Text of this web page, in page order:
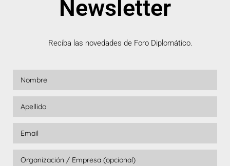
Newsletter
Reciba las novedades de Foro Diplomático.